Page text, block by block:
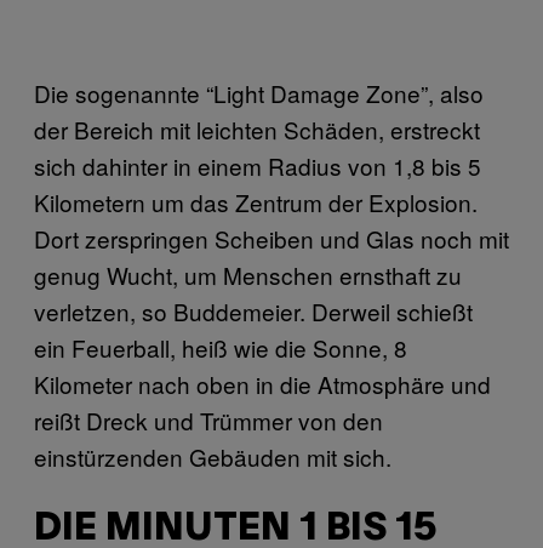
Die sogenannte “Light Damage Zone”, also
der Bereich mit leichten Schäden, erstreckt
sich dahinter in einem Radius von 1,8 bis 5
Kilometern um das Zentrum der Explosion.
Dort zerspringen Scheiben und Glas noch mit
genug Wucht, um Menschen ernsthaft zu
verletzen, so Buddemeier. Derweil schießt
ein Feuerball, heiß wie die Sonne, 8
Kilometer nach oben in die Atmosphäre und
reißt Dreck und Trümmer von den
einstürzenden Gebäuden mit sich.
DIE MINUTEN 1 BIS 15